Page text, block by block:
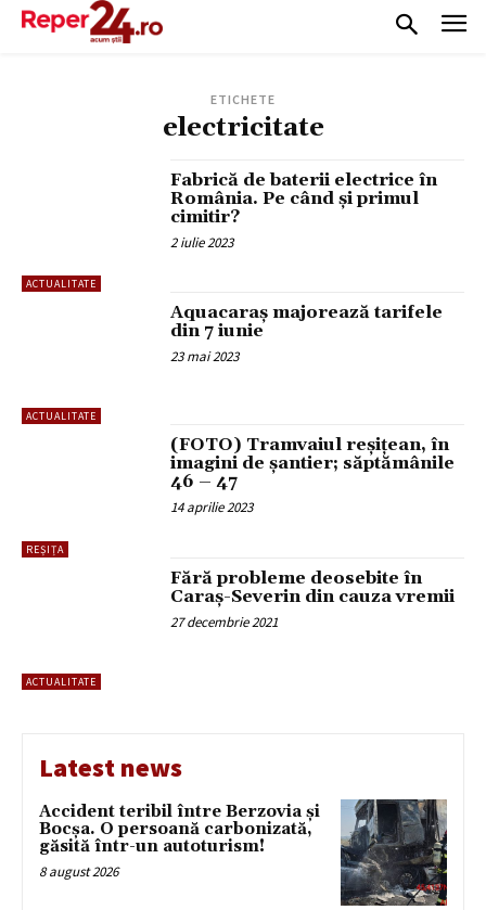
ETICHETE
electricitate
ACTUALITATE
Fabrică de baterii electrice în
România. Pe când și primul
cimitir?
2 iulie 2023
ACTUALITATE
Aquacaraș majorează tarifele
din 7 iunie
23 mai 2023
REȘIȚA
(FOTO) Tramvaiul reșițean, în
imagini de șantier; săptămânile
46 – 47
14 aprilie 2023
ACTUALITATE
Fără probleme deosebite în
Caraș-Severin din cauza vremii
27 decembrie 2021
Latest news
Accident teribil între Berzovia și
Bocșa. O persoană carbonizată,
găsită într-un autoturism!
8 august 2026